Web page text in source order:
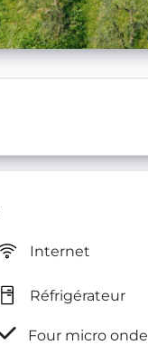
Internet
Réfrigérateur
Four micro onde